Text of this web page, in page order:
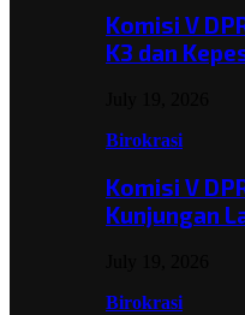
Komisi V
K3 dan
Birokrasi
Komisi V
Kunjungan
Birokrasi